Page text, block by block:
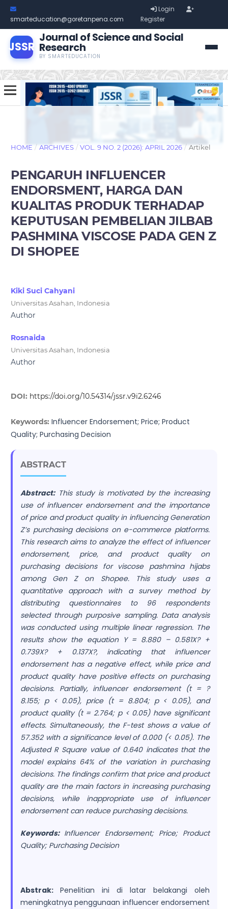
smarteducation@goretanpena.com
Login
Register
JSSR
Journal of Science and Social
Research
BY SMARTEDUCATION
HOME / ARCHIVES / VOL. 9 NO. 2 (2026): APRIL 2026 / Artikel
PENGARUH INFLUENCER
ENDORSMENT, HARGA DAN
KUALITAS PRODUK TERHADAP
KEPUTUSAN PEMBELIAN JILBAB
PASHMINA VISCOSE PADA GEN Z
DI SHOPEE
Kiki Suci Cahyani
Universitas Asahan, Indonesia
Author
Rosnaida
Universitas Asahan, Indonesia
Author
DOI: https://doi.org/10.54314/jssr.v9i2.6246
Keywords: Influencer Endorsement; Price; Product
Quality; Purchasing Decision
ABSTRACT
Abstract:This study is motivated by the increasing
use of influencer endorsement and the importance
of price and product quality in influencing Generation
Z’s purchasing decisions on e-commerce platforms.
This research aims to analyze the effect of influencer
endorsement, price, and product quality on
purchasing decisions for viscose pashmina hijabs
among Gen Z on Shopee. This study uses a
quantitative approach with a survey method by
distributing questionnaires to 96 respondents
selected through purposive sampling. Data analysis
was conducted using multiple linear regression. The
results show the equation Y = 8.880 – 0.581X? +
0.739X? + 0.137X?, indicating that influencer
endorsement has a negative effect, while price and
product quality have positive effects on purchasing
decisions. Partially, influencer endorsement (t = ?
8.155; p < 0.05), price (t = 8.804; p < 0.05), and
product quality (t = 2.764; p < 0.05) have significant
effects. Simultaneously, the F-test shows a value of
57.352 with a significance level of 0.000 (< 0.05). The
Adjusted R Square value of 0.640 indicates that the
model explains 64% of the variation in purchasing
decisions. The findings confirm that price and product
quality are the main factors in increasing purchasing
decisions, while inappropriate use of influencer
endorsement can reduce purchasing decisions.
Keywords: Influencer Endorsement; Price; Product
Quality; Purchasing Decision
Abstrak: Penelitian ini di latar belakangi oleh
meningkatnya penggunaan influencer endorsement